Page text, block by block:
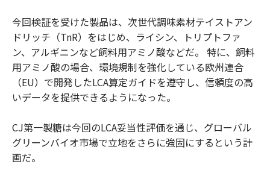
今回検証を受けた製品は、次世代調味素材テイストアン
ドリッチ（TnR）をはじめ、ライシン、トリプトファ
ン、アルギニンなど飼料用アミノ酸などだ。 特に、飼料
用アミノ酸の場合、環境規制を強化している欧州連合
（EU）で開発したLCA算定ガイドを遵守し、信頼度の高
いデータを提供できるようになった。
CJ第一製糖は今回のLCA妥当性評価を通じ、グローバル
グリーンバイオ市場で立地をさらに強固にするという計
画だ。